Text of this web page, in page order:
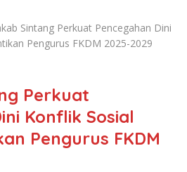
Sintang Perkuat Pencegahan Dini
Pengurus FKDM 2025-2029
Perkuat
Konflik Sosial
Pengurus FKDM